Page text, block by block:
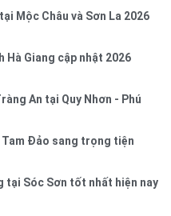
Mộc Châu và Sơn La 2026
Hà Giang cập nhật 2026
An tại Quy Nhơn - Phú
Đảo sang trọng tiện
tại Sóc Sơn tốt nhất hiện nay